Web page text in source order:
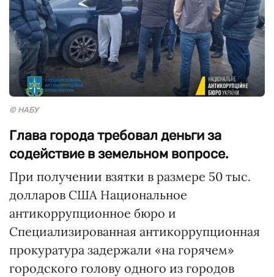
© НАБУ
Глава города требовал деньги за
содействие в земельном вопросе.
При получении взятки в размере 50 тыс.
долларов США Национальное
антикоррупционное бюро и
Специализированная антикоррупционная
прокуратура задержали «на горячем»
городского голову одного из городов